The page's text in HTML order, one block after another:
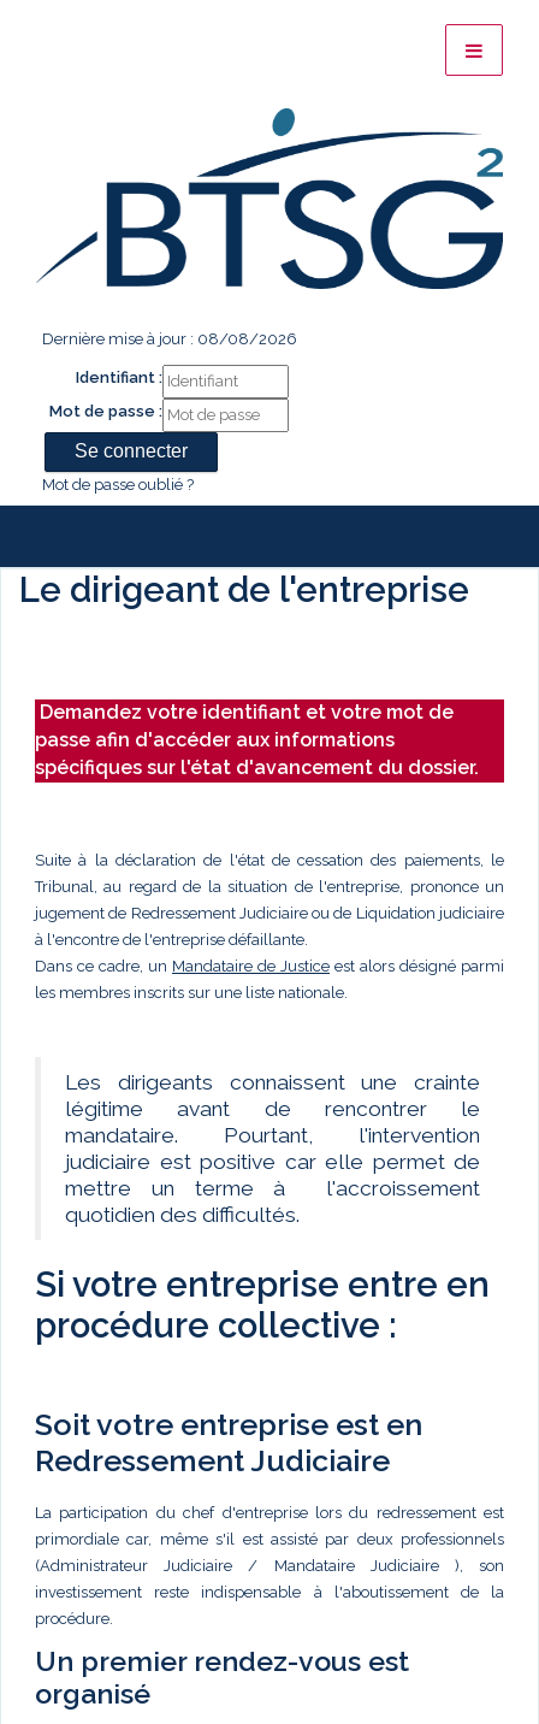
Dernière mise à jour : 08/08/2026
Identifiant :
Mot de passe :
Mot de passe oublié ?
Le dirigeant de l'entreprise
Demandez votre identifiant et votre mot de
passe afin d'accéder aux informations
spécifiques sur l'état d'avancement du dossier.
Suite à la déclaration de l'état de cessation des paiements, le
Tribunal, au regard de la situation de l'entreprise, prononce un
jugement de Redressement Judiciaire ou de Liquidation judiciaire
à l'encontre de l'entreprise défaillante.
Dans ce cadre, un Mandataire de Justice est alors désigné parmi
les membres inscrits sur une liste nationale.
Les dirigeants connaissent une crainte
légitime avant de rencontrer le
mandataire. Pourtant, l'intervention
judiciaire est positive car elle permet de
mettre un terme à l'accroissement
quotidien des difficultés.
Si votre entreprise entre en
procédure collective :
Soit votre entreprise est en
Redressement Judiciaire
La participation du chef d'entreprise lors du redressement est
primordiale car, même s'il est assisté par deux professionnels
(Administrateur Judiciaire / Mandataire Judiciaire ), son
investissement reste indispensable à l'aboutissement de la
procédure.
Un premier rendez-vous est
organisé